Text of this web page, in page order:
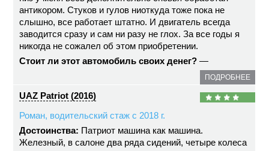
антикором. Стуков и гулов ниоткуда тоже пока не
слышно, все работает штатно. И двигатель всегда
заводится сразу и сам ни разу не глох. За все годы я
никогда не сожалел об этом приобретении.
Стоит ли этот автомобиль своих денег? —
ПОДРОБНЕЕ
UAZ Patriot (2016)
Роман, водительский стаж с 2018 г.
Достоинства: Патриот машина как машина.
Железный, в салоне два ряда сидений, четыре колеса